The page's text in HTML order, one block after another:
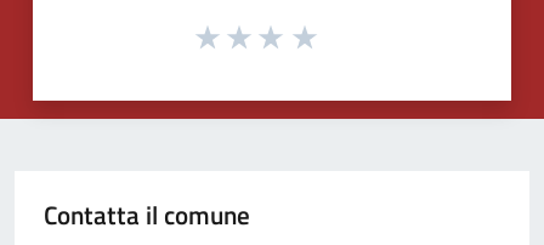
Contatta il comune